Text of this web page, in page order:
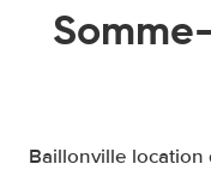
Baillonville location